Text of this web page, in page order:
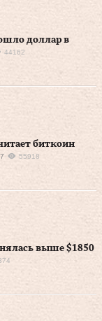
доллар в
44162
биткоин
55918
выше $1850